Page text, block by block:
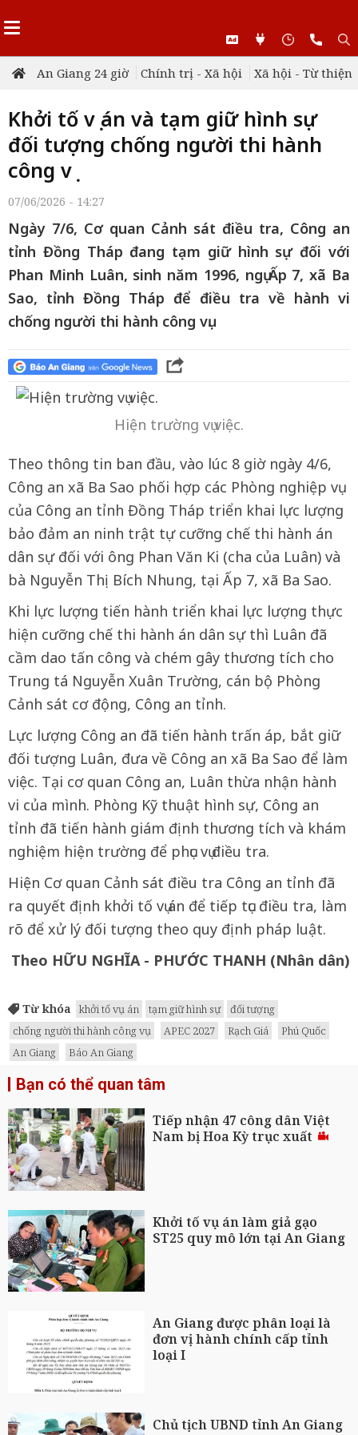
An Giang 24 giờ Chính trị - Xã hội Xã hội - Từ thiện
Khởi tố vụ án và tạm giữ hình sự
đối tượng chống người thi hành
công vụ
07/06/2026 - 14:27
Ngày 7/6, Cơ quan Cảnh sát điều tra, Công an
tỉnh Đồng Tháp đang tạm giữ hình sự đối với
Phan Minh Luân, sinh năm 1996, ngụ Ấp 7, xã Ba
Sao, tỉnh Đồng Tháp để điều tra về hành vi
chống người thi hành công vụ.
Hiện trường vụ việc.
Theo thông tin ban đầu, vào lúc 8 giờ ngày 4/6,
Công an xã Ba Sao phối hợp các Phòng nghiệp vụ
của Công an tỉnh Đồng Tháp triển khai lực lượng
bảo đảm an ninh trật tự cưỡng chế thi hành án
dân sự đối với ông Phan Văn Ki (cha của Luân) và
bà Nguyễn Thị Bích Nhung, tại Ấp 7, xã Ba Sao.
Khi lực lượng tiến hành triển khai lực lượng thực
hiện cưỡng chế thi hành án dân sự thì Luân đã
cầm dao tấn công và chém gây thương tích cho
Trung tá Nguyễn Xuân Trường, cán bộ Phòng
Cảnh sát cơ động, Công an tỉnh.
Lực lượng Công an đã tiến hành trấn áp, bắt giữ
đối tượng Luân, đưa về Công an xã Ba Sao để làm
việc. Tại cơ quan Công an, Luân thừa nhận hành
vi của mình. Phòng Kỹ thuật hình sự, Công an
tỉnh đã tiến hành giám định thương tích và khám
nghiệm hiện trường để phục vụ điều tra.
Hiện Cơ quan Cảnh sát điều tra Công an tỉnh đã
ra quyết định khởi tố vụ án để tiếp tục điều tra, làm
rõ để xử lý đối tượng theo quy định pháp luật.
Theo HỮU NGHĨA - PHƯỚC THANH (Nhân dân)
Từ khóa khởi tố vụ án tạm giữ hình sự
đối tượng
chống người thi hành công vụ
APEC 2027 Rạch Giá
Phú Quốc
An Giang
Báo An Giang
Bạn có thể quan tâm
Tiếp nhận 47 công dân Việt
Nam bị Hoa Kỳ trục xuất
Khởi tố vụ án làm giả gạo
ST25 quy mô lớn tại An Giang
An Giang được phân loại là
đơn vị hành chính cấp tỉnh
loại I
Chủ tịch UBND tỉnh An Giang